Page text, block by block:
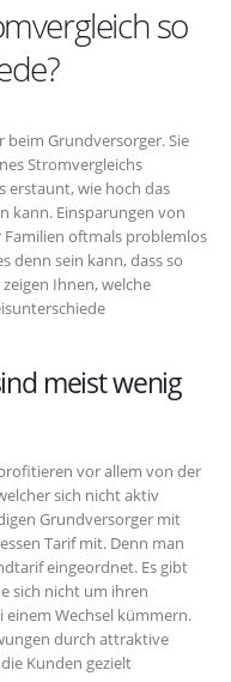
so
Grundversorger. Sie
Stromvergleichs
erstaunt, wie hoch das
kann. Einsparungen von
oftmals problemlos
denn sein kann, dass so
Ihnen, welche
meist wenig
vor allem von der
sich nicht aktiv
Grundversorger mit
Tarif mit. Denn man
eingeordnet. Es gibt
sich nicht um ihren
Wechsel kümmern.
durch attraktive
Kunden gezielt